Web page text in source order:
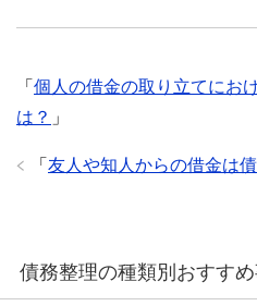
「 個人の借金の取り立てにお
は？ 」
「 友人や知人からの借金は
債務整理の種類別おすす